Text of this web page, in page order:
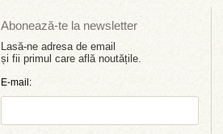
Abonează-te la newsletter
Lasă-ne adresa de email
și fii primul care află noutățile.
E-mail: